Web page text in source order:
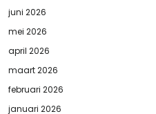
juni 2026
mei 2026
april 2026
maart 2026
februari 2026
januari 2026